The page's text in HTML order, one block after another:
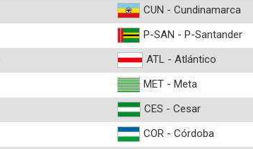
CUN - Cundinamarca
P-SAN - P-Santander
ATL - Atlántico
MET - Meta
CES - Cesar
COR - Córdoba